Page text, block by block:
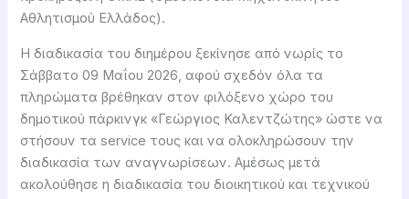
Αθλητισμού Ελλάδος).
Η διαδικασία του διημέρου ξεκίνησε από νωρίς το
Σάββατο 09 Μαΐου 2026, αφού σχεδόν όλα τα
πληρώματα βρέθηκαν στον φιλόξενο χώρο του
δημοτικού πάρκινγκ «Γεώργιος Καλεντζώτης» ώστε να
στήσουν τα service τους και να ολοκληρώσουν την
διαδικασία των αναγνωρίσεων. Αμέσως μετά
ακολούθησε η διαδικασία του διοικητικού και τεχνικού